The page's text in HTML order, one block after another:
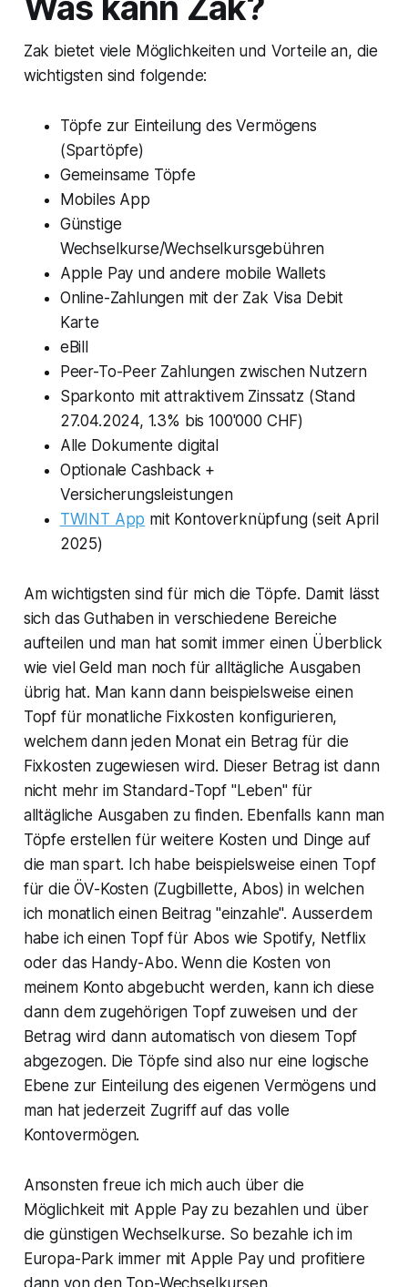
Zak bietet viele Möglichkeiten und Vorteile an, die
wichtigsten sind folgende:
Töpfe zur Einteilung des Vermögens
(Spartöpfe)
Gemeinsame Töpfe
Mobiles App
Günstige
Wechselkurse/Wechselkursgebühren
Apple Pay und andere mobile Wallets
Online-Zahlungen mit der Zak Visa Debit
Karte
eBill
Peer-To-Peer Zahlungen zwischen Nutzern
Sparkonto mit attraktivem Zinssatz (Stand
27.04.2024, 1.3% bis 100'000 CHF)
Alle Dokumente digital
Optionale Cashback +
Versicherungsleistungen
TWINT App mit Kontoverknüpfung (seit April
2025)
Am wichtigsten sind für mich die Töpfe. Damit lässt
sich das Guthaben in verschiedene Bereiche
aufteilen und man hat somit immer einen Überblick
wie viel Geld man noch für alltägliche Ausgaben
übrig hat. Man kann dann beispielsweise einen
Topf für monatliche Fixkosten konfigurieren,
welchem dann jeden Monat ein Betrag für die
Fixkosten zugewiesen wird. Dieser Betrag ist dann
nicht mehr im Standard-Topf "Leben" für
alltägliche Ausgaben zu finden. Ebenfalls kann man
Töpfe erstellen für weitere Kosten und Dinge auf
die man spart. Ich habe beispielsweise einen Topf
für die ÖV-Kosten (Zugbillette, Abos) in welchen
ich monatlich einen Beitrag "einzahle". Ausserdem
habe ich einen Topf für Abos wie Spotify, Netflix
oder das Handy-Abo. Wenn die Kosten von
meinem Konto abgebucht werden, kann ich diese
dann dem zugehörigen Topf zuweisen und der
Betrag wird dann automatisch von diesem Topf
abgezogen. Die Töpfe sind also nur eine logische
Ebene zur Einteilung des eigenen Vermögens und
man hat jederzeit Zugriff auf das volle
Kontovermögen.
Ansonsten freue ich mich auch über die
Möglichkeit mit Apple Pay zu bezahlen und über
die günstigen Wechselkurse. So bezahle ich im
Europa-Park immer mit Apple Pay und profitiere